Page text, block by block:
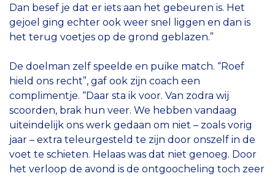
Dan besef je dat er iets aan het gebeuren is. Het
gejoel ging echter ook weer snel liggen en dan is
het terug voetjes op de grond geblazen.”
De doelman zelf speelde en puike match. “Roef
hield ons recht”, gaf ook zijn coach een
complimentje. “Daar sta ik voor. Van zodra wij
scoorden, brak hun veer. We hebben vandaag
uiteindelijk ons werk gedaan om niet – zoals vorig
jaar – extra teleurgesteld te zijn door onszelf in de
voet te schieten. Helaas was dat niet genoeg. Door
het verloop de avond is de ontgoocheling toch zeer